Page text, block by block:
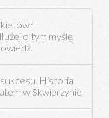
o tym myślę,
Historia
w Skwierzynie